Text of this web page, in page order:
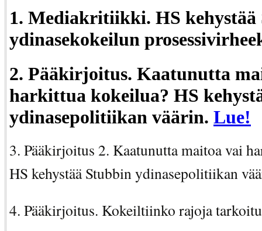
1. Mediakritiikki. HS kehystää
ydinasekokeilun
2. Pääkirjoitus. Kaatunutta
harkittua kokeilua? HS
ydinasepolitiikan väärin. Lue!
3. Pääkirjoitus 2. Kaatunutta maitoa vai
HS kehystää Stubbin ydinasepolitiikan
4. Pääkirjoitus. Kokeiltiinko rajoja